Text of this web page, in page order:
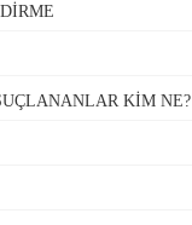
KİM NE?